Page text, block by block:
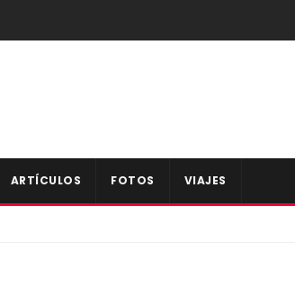
ARTÍCULOS FOTOS VIAJES